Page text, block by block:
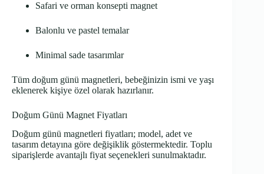
Safari ve orman konsepti magnet
Balonlu ve pastel temalar
Minimal sade tasarımlar
Tüm doğum günü magnetleri, bebeğinizin ismi ve yaşı
eklenerek kişiye özel olarak hazırlanır.
Doğum Günü Magnet Fiyatları
Doğum günü magnetleri fiyatları; model, adet ve
tasarım detayına göre değişiklik göstermektedir. Toplu
siparişlerde avantajlı fiyat seçenekleri sunulmaktadır.